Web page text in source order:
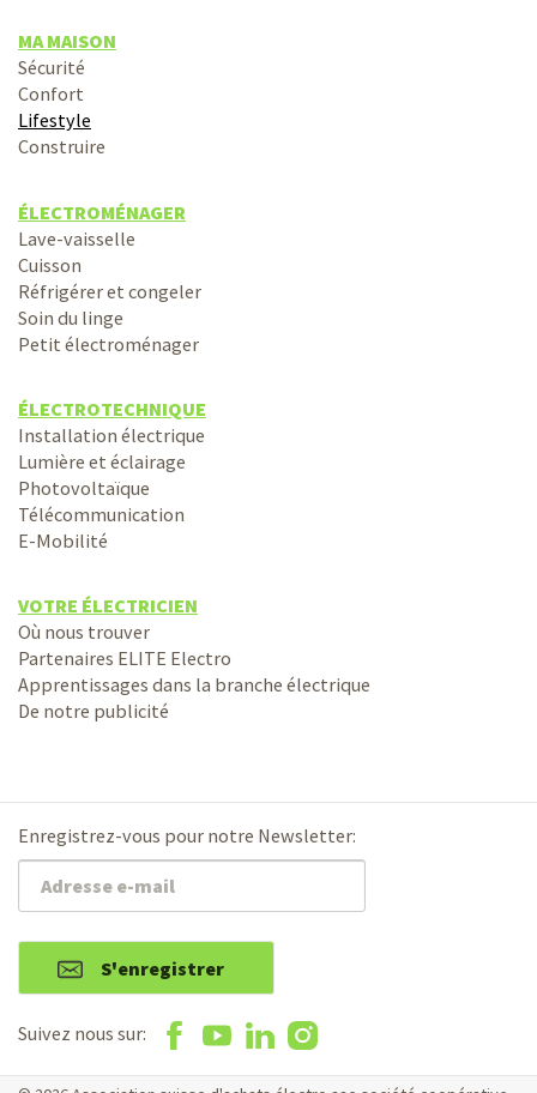
MA MAISON
Sécurité
Confort
Lifestyle
Construire
ÉLECTROMÉNAGER
Lave-vaisselle
Cuisson
Réfrigérer et congeler
Soin du linge
Petit électroménager
ÉLECTROTECHNIQUE
Installation électrique
Lumière et éclairage
Photovoltaïque
Télécommunication
E-Mobilité
VOTRE ÉLECTRICIEN
Où nous trouver
Partenaires ELITE Electro
Apprentissages dans la branche électrique
De notre publicité
Enregistrez-vous pour notre Newsletter:
S'enregistrer
Suivez nous sur: